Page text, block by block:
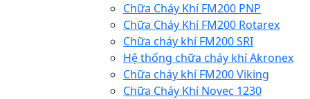
Chữa Cháy Khí FM200 PNP
Chữa Cháy Khí FM200 Rotarex
Chữa cháy khí FM200 SRI
Hệ thống chữa cháy khí Akronex
Chữa cháy khí FM200 Viking
Chữa Cháy Khí Novec 1230